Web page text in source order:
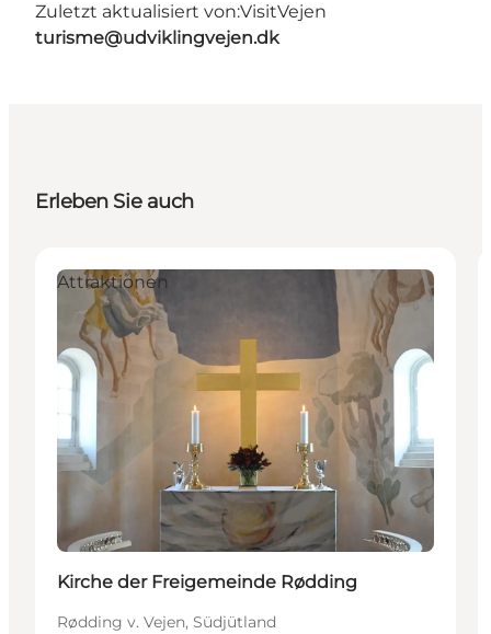
Zuletzt aktualisiert von:VisitVejen
turisme@udviklingvejen.dk
Erleben Sie auch
Attraktionen
Kirche der Freigemeinde Rødding
Rødding v. Vejen, Südjütland